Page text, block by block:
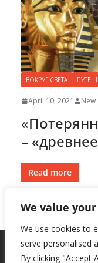
We value
We use cookies to
serve personalised
By clicking "Accept
ВОКРУГ СВЕТА
April 10, 2021
–
Read more